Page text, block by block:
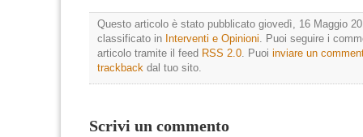
Questo articolo è stato pubblicato giovedì, 16 Maggio
classificato in Interventi e Opinioni . Puoi seguire i
articolo tramite il feed RSS 2.0 . Puoi inviare un
trackback dal tuo sito.
Scrivi un commento